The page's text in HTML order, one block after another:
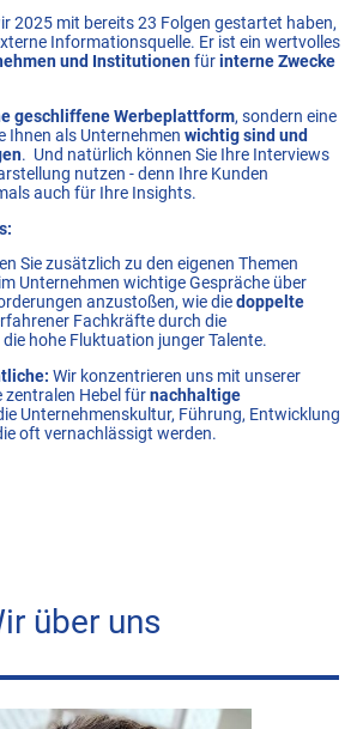
2025 mit bereits 23 Folgen gestartet haben,
Informationsquelle. Er ist ein wertvolles
und Institutionenfürinterne Zwecke
geschliffene Werbeplattform, sondern eine
Ihnen als Unternehmen wichtig sind und
. Und natürlich können Sie Ihre Interviews
nutzen - denn Ihre Kunden
auch für Ihre Insights.
Sie zusätzlich zu den eigenen Themen
Unternehmen wichtige Gespräche über
anzustoßen, wie diedoppelte
Fachkräfte durch die
hohe Fluktuation junger Talente.
Wir konzentrieren uns mit unserer
zentralen Hebel fürnachhaltige
Unternehmenskultur, Führung, Entwicklung
oft vernachlässigt werden.
uns